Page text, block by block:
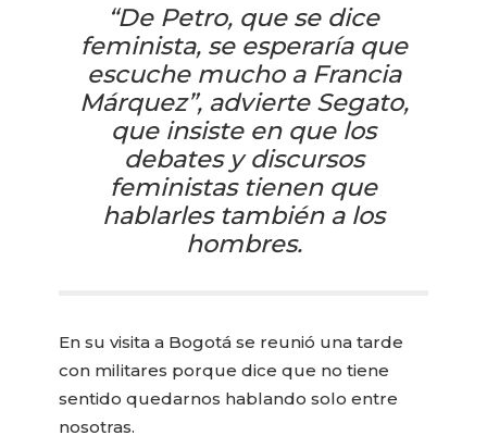
“De Petro, que se dice
feminista, se esperaría que
escuche mucho a Francia
Márquez”, advierte Segato,
que insiste en que los
debates y discursos
feministas tienen que
hablarles también a los
hombres.
En su visita a Bogotá se reunió una tarde
con militares porque dice que no tiene
sentido quedarnos hablando solo entre
nosotras.